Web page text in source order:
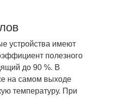
устройства имеют
полезного
до 90 %. В
на самом выходе
температуру. При